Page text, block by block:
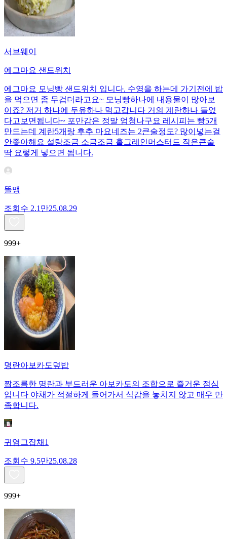
서브웨이
에그마요 샌드위치
에그마요 모닝빵 샌드위치 입니다. 수영을 하는데 가기전에 밥
을 먹으면 좀 무겁더라고요~ 모닝빵하나에 내용물이 많아보
이죠? 저거 하나에 두유하나 먹고갑니다 거의 계란하나 들었
다고보면됩니다~ 포만감은 정말 엄청나구요 레시피는 빵5개
만드는데 계란5개랑 후추 마요네즈는 2큰술정도? 많이넣는걸
안좋아해요 설탕조금 소금조금 홀그레인머스터드 작은큰술
딱 요렇게 넣으면 됩니다.
똘맹
조회수 2.1만25.08.29
999+
명란아보카도덮밥
짭조름한 명란과 부드러운 아보카도의 조합으로 즐거운 점심
입니다 야채가 적절하게 들어가서 식감을 놓치지 않고 매우 만
족합니다.
귀염그잡채1
조회수 9.5만25.08.28
999+